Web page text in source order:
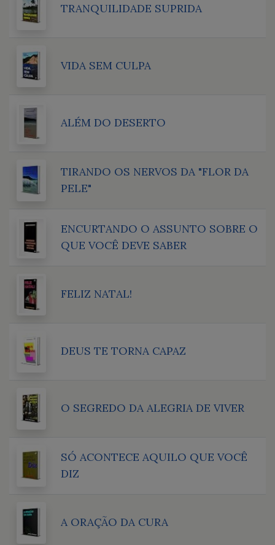
TRANQUILIDADE SUPRIDA
VIDA SEM CULPA
ALÉM DO DESERTO
TIRANDO OS NERVOS DA "FLOR DA
PELE"
ENCURTANDO O ASSUNTO SOBRE O
QUE VOCÊ DEVE SABER
FELIZ NATAL!
DEUS TE TORNA CAPAZ
O SEGREDO DA ALEGRIA DE VIVER
SÓ ACONTECE AQUILO QUE VOCÊ
DIZ
A ORAÇÃO DA CURA